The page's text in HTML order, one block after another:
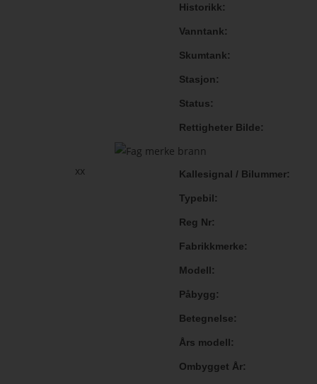
Historikk
Vanntank
Skumtank
Stasjon
Status
Rettigheter Bilde
xx Kallesignal / Bilummer
Typebil
Reg Nr
Fabrikkmerke
Modell
Påbygg
Betegnelse
Års modell
Ombygget År